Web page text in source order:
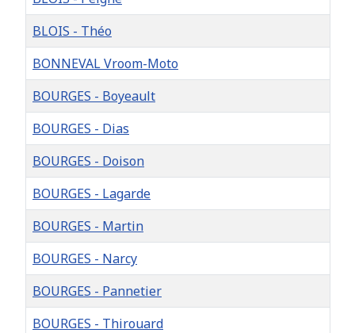
BLOIS - Théo
BONNEVAL Vroom-Moto
BOURGES - Boyeault
BOURGES - Dias
BOURGES - Doison
BOURGES - Lagarde
BOURGES - Martin
BOURGES - Narcy
BOURGES - Pannetier
BOURGES - Thirouard